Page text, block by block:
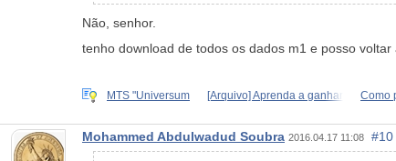
Não, senhor.
tenho download de todos os dados m1 e posso
MTS "Universum [Arquivo] Aprenda a ganhar Como
Mohammed Abdulwadud Soubra 2016.04.17 11:08 #10